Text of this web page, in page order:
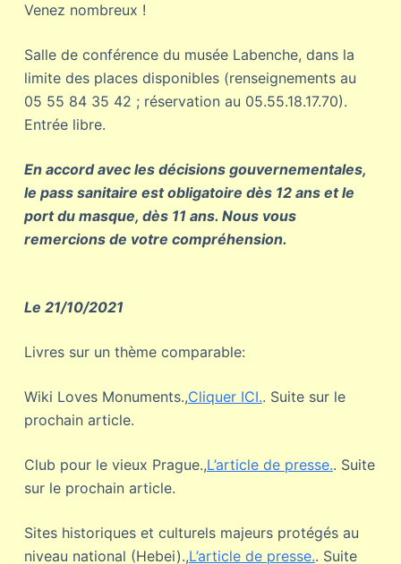
Venez nombreux !
Salle de conférence du musée Labenche, dans la
limite des places disponibles (renseignements au
05 55 84 35 42 ; réservation au 05.55.18.17.70).
Entrée libre.
En accord avec les décisions gouvernementales,
le pass sanitaire est obligatoire dès 12 ans et le
port du masque, dès 11 ans. Nous vous
remercions de votre compréhension.
Le 21/10/2021
Livres sur un thème comparable:
Wiki Loves Monuments.,Cliquer ICI.. Suite sur le
prochain article.
Club pour le vieux Prague.,L’article de presse.. Suite
sur le prochain article.
Sites historiques et culturels majeurs protégés au
niveau national (Hebei).,L’article de presse.. Suite